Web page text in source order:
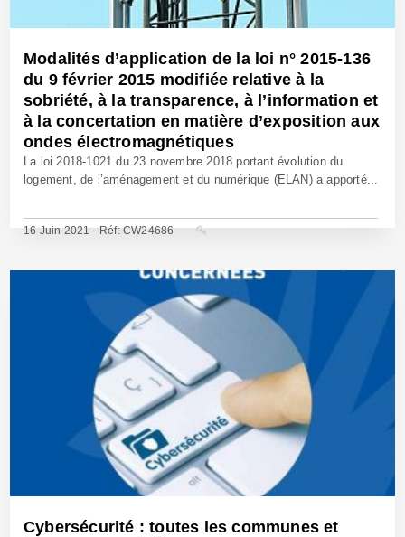
Modalités d’application de la loi n° 2015-136
du 9 février 2015 modifiée relative à la
sobriété, à la transparence, à l’information et
à la concertation en matière d’exposition aux
ondes électromagnétiques
La loi 2018-1021 du 23 novembre 2018 portant évolution du
logement, de l’aménagement et du numérique (ELAN) a apporté...
16 Juin 2021 - Réf: CW24686
Cybersécurité : toutes les communes et